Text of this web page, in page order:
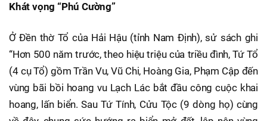
Khát vọng “Phú Cường”
Ở Đền thờ Tổ của Hải Hậu (tỉnh Nam Định), sử sách ghi
“Hơn 500 năm trước, theo hiệu triệu của triều đình, Tứ Tổ
(4 cụ Tổ) gồm Trần Vu, Vũ Chi, Hoàng Gia, Phạm Cập đến
vùng bãi bồi hoang vu Lạch Lác bắt đầu công cuộc khai
hoang, lấn biển. Sau Tứ Tính, Cửu Tộc (9 dòng họ) cùng